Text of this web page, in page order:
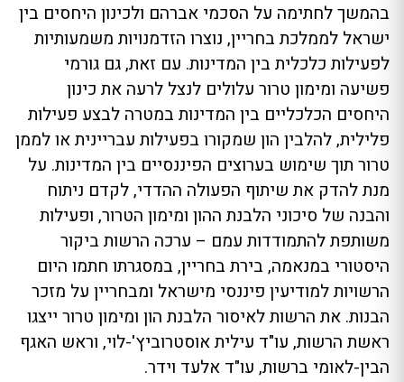
בהמשך לחתימה על הסכמי אברהם ולכינון היחסים בין
ישראל לממלכת בחריין, נוצרו הזדמנויות משמעותיות
לפעילות כלכלית בין המדינות. עם זאת, גם גורמי
פשיעה ומימון טרור עלולים לנצל לרעה את כינון
היחסים הכלכליים בין המדינות במטרה לבצע פעילות
פלילית, להלבין הון שמקורו בפעילות עבריינית או לממן
טרור תוך שימוש בערוצים הפיננסיים בין המדינות. על
מנת להדק את שיתוף הפעולה ההדדי, לקדם ניתוח
והבנה של סיכוני הלבנת ההון ומימון הטרור, ופעילות
משותפת להתמודדות עמם – ערכה הרשות ביקור
היסטורי במנאמה, בירת בחריין, במסגרתו חתמו היום
הרשויות למודיעין פיננסי מישראל ומבחריין על מזכר
הבנות. את הרשות לאיסור הלבנת הון ומימון טרור ייצגו
ראשת הרשות, עו"ד עילית אוסטרוביץ'-לוי, וראש האגף
הבין-לאומי ברשות, עו"ד אלעד וידר.